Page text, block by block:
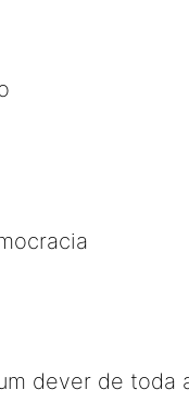
dever de toda